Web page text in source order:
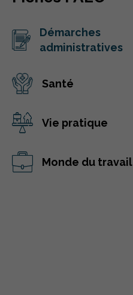
Démarches
administratives
Santé
Vie pratique
Monde du travail